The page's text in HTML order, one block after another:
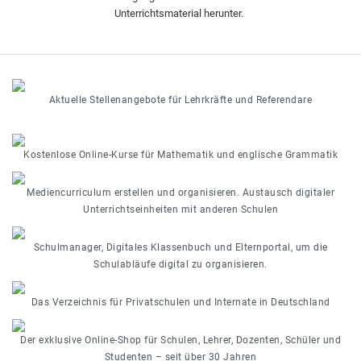
Unterrichtsmaterial herunter.
Aktuelle Stellenangebote für Lehrkräfte und Referendare
Kostenlose Online-Kurse für Mathematik und englische Grammatik
Mediencurriculum erstellen und organisieren. Austausch digitaler
Unterrichtseinheiten mit anderen Schulen
Schulmanager, Digitales Klassenbuch und Elternportal, um die
Schulabläufe digital zu organisieren.
Das Verzeichnis für Privatschulen und Internate in Deutschland
Der exklusive Online-Shop für Schulen, Lehrer, Dozenten, Schüler und
Studenten – seit über 30 Jahren